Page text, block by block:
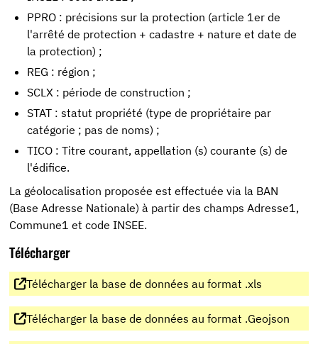
PPRO : précisions sur la protection (article 1er de
l'arrêté de protection + cadastre + nature et date de
la protection) ;
REG : région ;
SCLX : période de construction ;
STAT : statut propriété (type de propriétaire par
catégorie ; pas de noms) ;
TICO : Titre courant, appellation (s) courante (s) de
l'édifice.
La géolocalisation proposée est effectuée via la BAN
(Base Adresse Nationale) à partir des champs Adresse1,
Commune1 et code INSEE.
Télécharger
Télécharger la base de données au format .xls
Télécharger la base de données au format .Geojson